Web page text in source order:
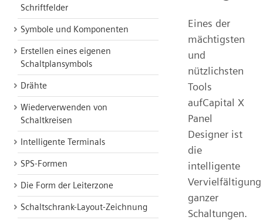
Schriftfelder
Symbole und Komponenten
Erstellen eines eigenen
Schaltplansymbols
Drähte
Wiederverwenden von
Schaltkreisen
Intelligente Terminals
SPS-Formen
Die Form der Leiterzone
Schaltschrank-Layout-Zeichnung
Eines der
mächtigsten
und
nützlichsten
Tools
aufCapital X
Panel
Designer ist
die
intelligente
Vervielfältigung
ganzer
Schaltungen.